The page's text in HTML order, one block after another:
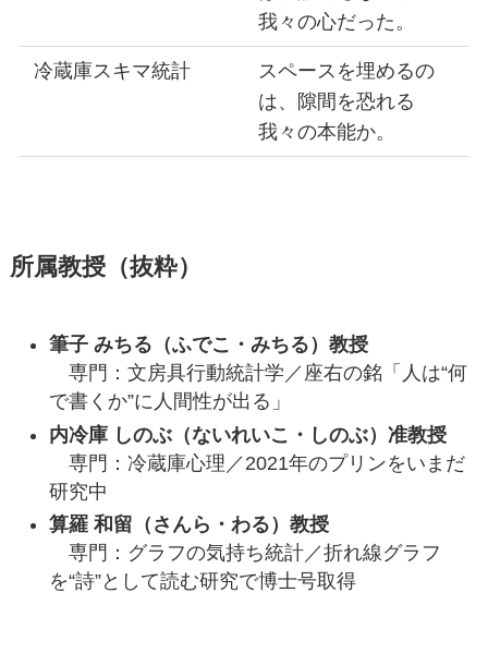
我々の心だった。
冷蔵庫スキマ統計
スペースを埋めるの
は、隙間を恐れる
我々の本能か。
所属教授（抜粋）
筆子 みちる（ふでこ・みちる）教授
専門：文房具行動統計学／座右の銘「人は“何
で書くか”に人間性が出る」
内冷庫 しのぶ（ないれいこ・しのぶ）准教授
専門：冷蔵庫心理／2021年のプリンをいまだ
研究中
算羅 和留（さんら・わる）教授
専門：グラフの気持ち統計／折れ線グラフ
を“詩”として読む研究で博士号取得